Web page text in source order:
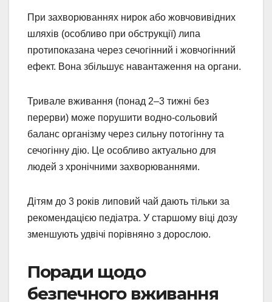
При захворюваннях нирок або жовчовивідних
шляхів (особливо при обструкції) липа
протипоказана через сечогінний і жовчогінний
ефект. Вона збільшує навантаження на органи.
Тривале вживання (понад 2–3 тижні без
перерви) може порушити водно-сольовий
баланс організму через сильну потогінну та
сечогінну дію. Це особливо актуально для
людей з хронічними захворюваннями.
Дітям до 3 років липовий чай дають тільки за
рекомендацією педіатра. У старшому віці дозу
зменшують удвічі порівняно з дорослою.
Поради щодо
безпечного вживання